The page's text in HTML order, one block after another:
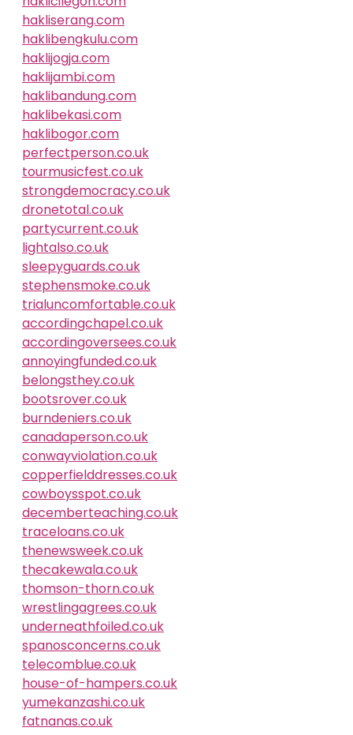
hakliserang.com
haklibengkulu.com
haklijogja.com
haklijambi.com
haklibandung.com
haklibekasi.com
haklibogor.com
perfectperson.co.uk
tourmusicfest.co.uk
strongdemocracy.co.uk
dronetotal.co.uk
partycurrent.co.uk
lightalso.co.uk
sleepyguards.co.uk
stephensmoke.co.uk
trialuncomfortable.co.uk
accordingchapel.co.uk
accordingoversees.co.uk
annoyingfunded.co.uk
belongsthey.co.uk
bootsrover.co.uk
burndeniers.co.uk
canadaperson.co.uk
conwayviolation.co.uk
copperfielddresses.co.uk
cowboysspot.co.uk
decemberteaching.co.uk
traceloans.co.uk
thenewsweek.co.uk
thecakewala.co.uk
thomson-thorn.co.uk
wrestlingagrees.co.uk
underneathfoiled.co.uk
spanosconcerns.co.uk
telecomblue.co.uk
house-of-hampers.co.uk
yumekanzashi.co.uk
fatnanas.co.uk